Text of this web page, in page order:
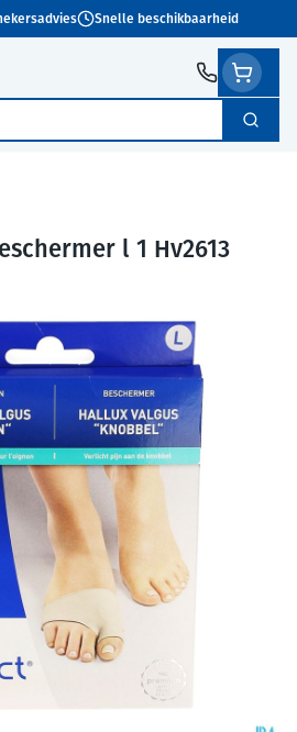
Snelle beschikbaarheid
Zoek
l 1 Hv2613